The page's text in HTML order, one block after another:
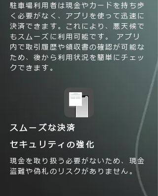
駐車場利用者は現金やカードを持ち歩
く必要がなく、アプリを使って迅速に
決済できます。これにより、悪天候で
もスムーズに利用可能です。 アプリ
内で取引履歴や領収書の確認が可能な
ため、後から利用状況を簡単にチェッ
クできます。
スムーズな決済
セキュリティの強化
現金を取り扱う必要がないため、現金
盗難や偽札のリスクがありません。